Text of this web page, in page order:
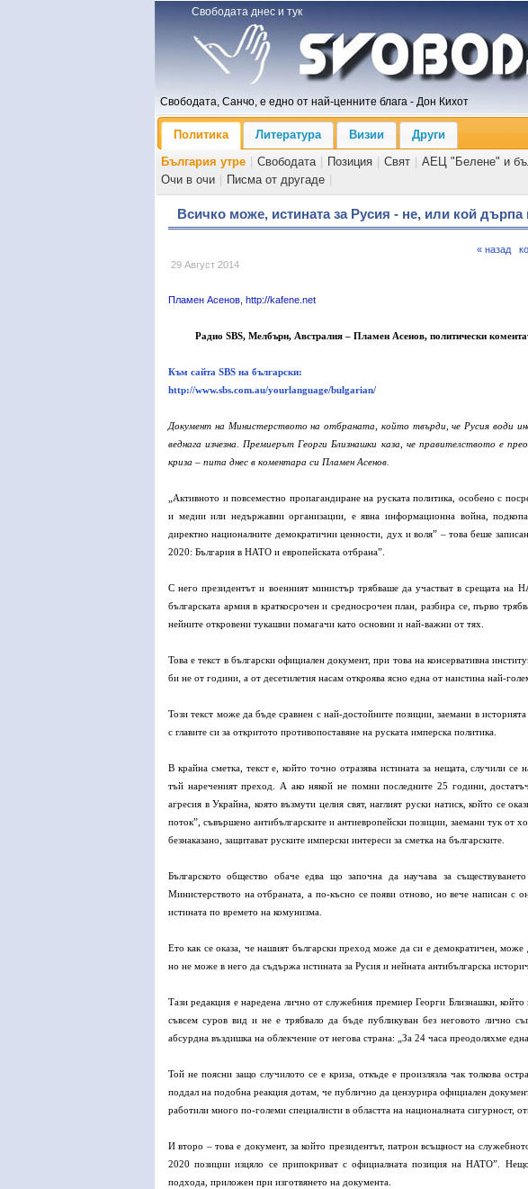
Свободата днес и тук
Свободата, Санчо, е едно от най-ценните блага - Дон Кихот
Политика Литература Визии
Други
България утре
Свободата Позиция Свят АЕЦ "Белене" и
Очи в очи
Писма от другаде
Всичко може, истината за Русия - не, или кой
29 Август 2014
« назад
Пламен Асенов, http://kafene.net
Радио SBS, Мелбърн, Австралия – Пламен Асенов, политически
Към сайта SBS на български:
http://www.sbs.com.au/yourlanguage/bulgarian/
Документ на Министерството на отбраната, който твърди, че Русия води
веднага изчезна. Премиерът Георги Близнашки каза, че правителството е
криза – пита днес в коментара си Пламен Асенов.
„Активното и повсеместно пропагандиране на руската политика, особено с
и медии или недържавни организации, е явна информационна война,
директно националните демократични ценности, дух и воля” – това беше
2020: България в НАТО и европейската отбрана”.
С него президентът и военният министър трябваше да участват в срещата на
българската армия в краткосрочен и средносрочен план, разбира се, първо
нейните откровени тукашни помагачи като основни и най-важни от тях.
Това е текст в български официален документ, при това на консервативна
би не от години, а от десетилетия насам откроява ясно една от наистина най-
Този текст може да бъде сравнен с най-достойните позиции, заемани в
с главите си за откритото противопоставяне на руската имперска политика.
В крайна сметка, текст е, който точно отразява истината за нещата, случили
тъй нареченият преход. А ако някой не помни последните 25 години,
агресия в Украйна, която възмути целия свят, наглият руски натиск, който се
поток”, съвършено антибългарските и антиевропейски позиции, заемани тук от
безнаказано, защитават руските имперски интереси за сметка на българските.
Българското общество обаче едва що започна да научава за
Министерството на отбраната, а по-късно се появи отново, но вече написан с
истината по времето на комунизма.
Ето как се оказа, че нашият български преход може да си е демократичен,
но не може в него да съдържа истината за Русия и нейната антибългарска
Тази редакция е наредена лично от служебния премиер Георги Близнашки,
съвсем суров вид и не е трябвало да бъде публикуван без неговото лично
абсурдна въздишка на облекчение от негова страна: „За 24 часа преодоляхме
Той не поясни защо случилото се е криза, откъде е произлязла чак толкова
поддал на подобна реакция дотам, че публично да цензурира официален
работили много по-големи специалисти в областта на националната сигурност,
И второ – това е документ, за който президентът, патрон всъщност на
2020 позиции изцяло се припокриват с официалната позиция на НАТО”.
подхода, приложен при изготвянето на документа.